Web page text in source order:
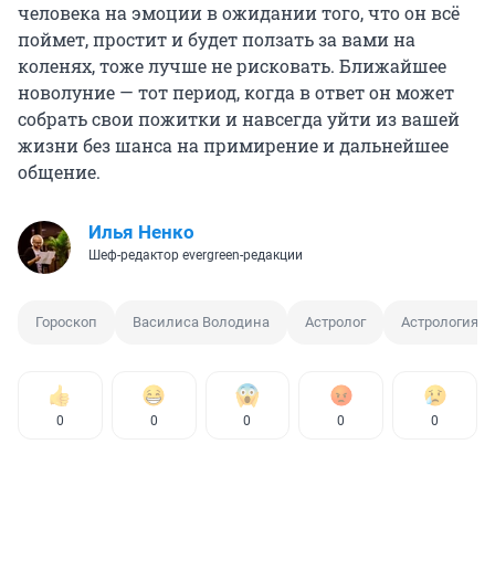
человека на эмоции в ожидании того, что он всё
поймет, простит и будет ползать за вами на
коленях, тоже лучше не рисковать. Ближайшее
новолуние — тот период, когда в ответ он может
собрать свои пожитки и навсегда уйти из вашей
жизни без шанса на примирение и дальнейшее
общение.
Илья Ненко
Шеф-редактор evergreen-редакции
Гороскоп Василиса Володина Астролог Астрология
0 0 0 0 0